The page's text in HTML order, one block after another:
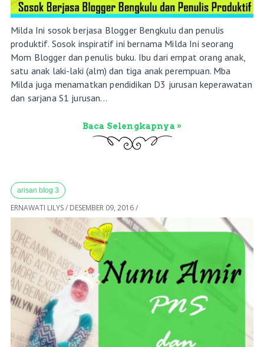
Milda Ini sosok berjasa Blogger Bengkulu dan penulis
produktif. Sosok inspiratif ini bernama Milda Ini seorang
Mom Blogger dan penulis buku. Ibu dari empat orang anak,
satu anak laki-laki (alm) dan tiga anak perempuan. Mba
Milda juga menamatkan pendidikan D3 jurusan keperawatan
dan sarjana S1 jurusan...
Baca Selengkapnya »
arisan blog 3
ERNAWATI LILYS/ DESEMBER 09, 2016/